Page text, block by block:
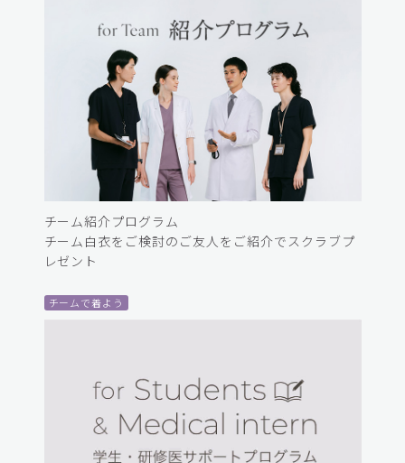
チーム紹介プログラム
チーム白衣をご検討のご友人をご紹介でスクラブプ
レゼント
チームで着よう